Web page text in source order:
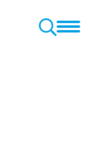
AktuellesTermine